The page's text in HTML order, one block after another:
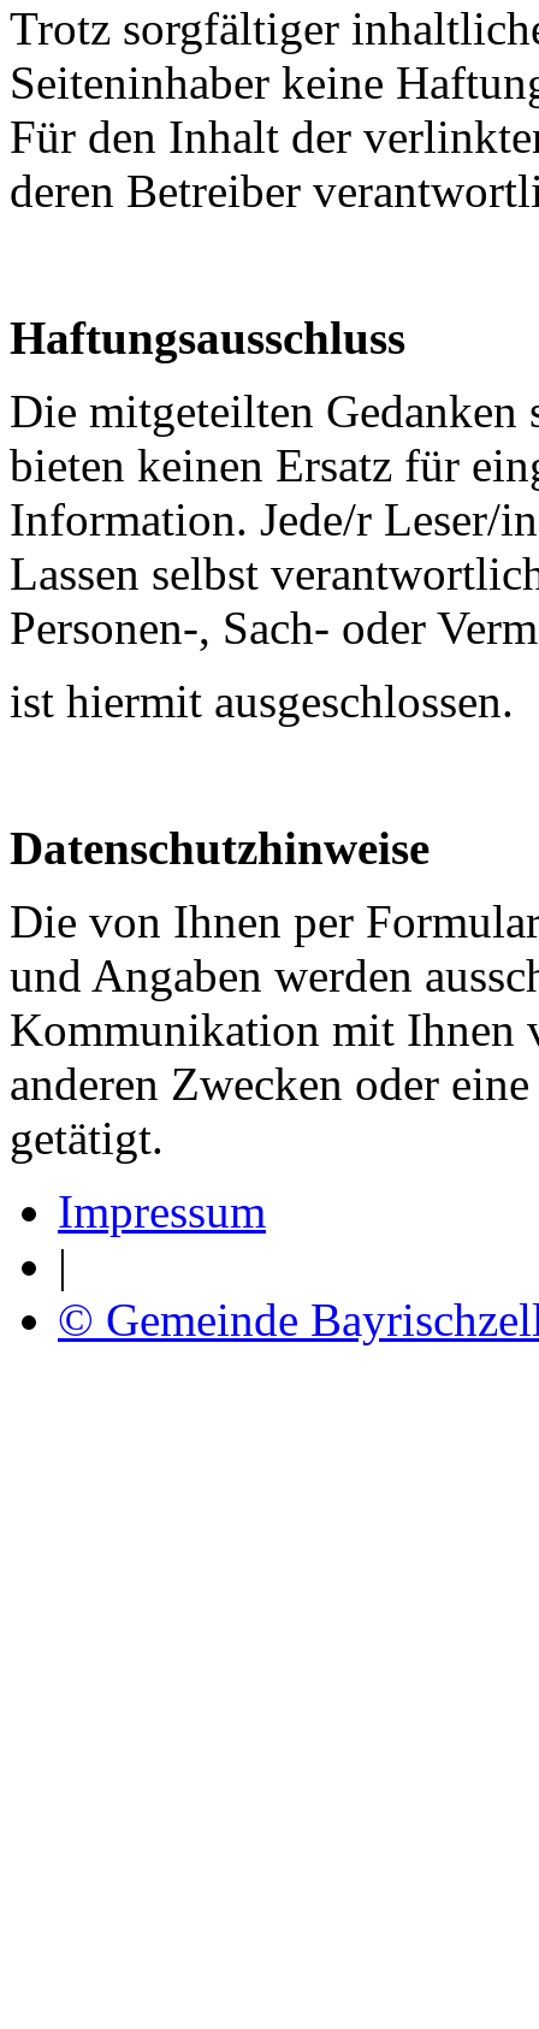
Trotz sorgfältiger
Seiteninhaber keine
Für den Inhalt der
deren Betreiber
Haftungsausschluss
Die mitgeteilten
bieten keinen Ersatz für
Information. Jede/r Leser/
Lassen selbst
Personen-, Sach- oder
ist hiermit ausgeschlossen.
Datenschutzhinweise
Die von Ihnen per
und Angaben werden
Kommunikation mit Ihnen
anderen Zwecken oder
getätigt.
Impressum
|
© Gemeinde